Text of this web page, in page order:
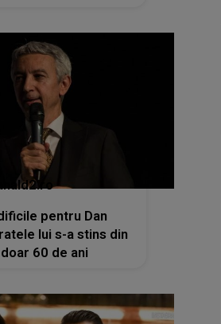
pentru Dan
lui s-a stins din
60 de ani